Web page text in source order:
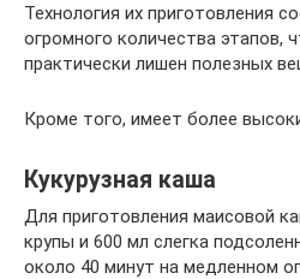
Технология их приготовления
огромного количества этапов,
практически лишен полезных
Кроме того, имеет более
Кукурузная каша
Для приготовления маисовой
крупы и 600 мл слегка
около 40 минут на медленном